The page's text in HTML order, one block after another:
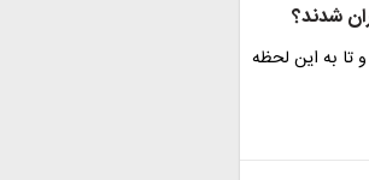
شدند؟
تا به این لحظه